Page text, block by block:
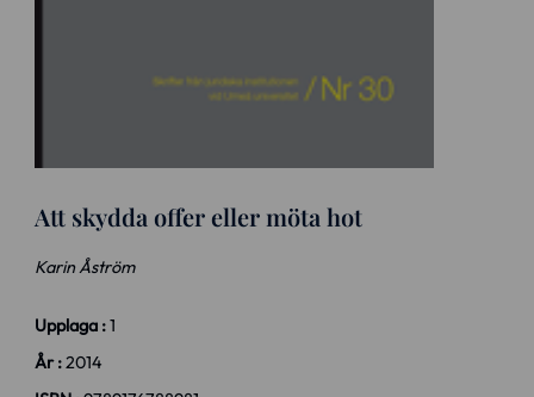
Att skydda offer eller möta hot
Karin Åström
Upplaga :1
År :2014